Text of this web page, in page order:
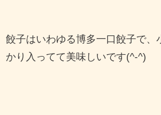
餃子はいわゆる博多一口餃子で、
かり入ってて美味しいです(^-^)